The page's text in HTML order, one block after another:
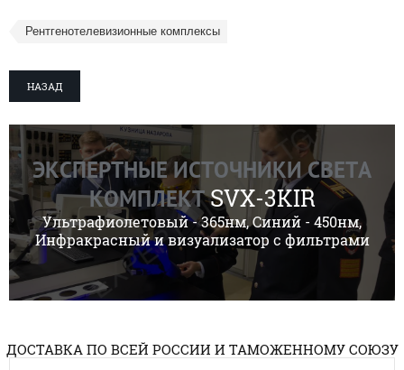
Рентгенотелевизионные комплексы
НАЗАД
ЭКСПЕРТНЫЕ ИСТОЧНИКИ СВЕТА
КОМПЛЕКТSVX-3KIR
Ультрафиолетовый - 365нм, Синий - 450нм,
Инфракрасный и визуализатор с фильтрами
ДОСТАВКА ПО ВСЕЙ РОССИИ И ТАМОЖЕННОМУ СОЮЗУ